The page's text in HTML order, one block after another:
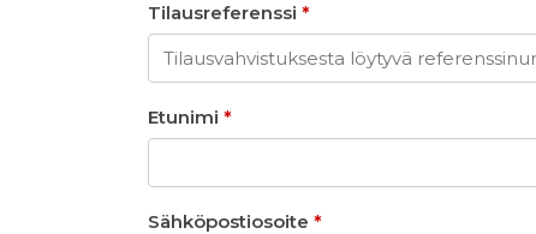
Tilausreferenssi *
Etunimi *
Sähköpostiosoite *